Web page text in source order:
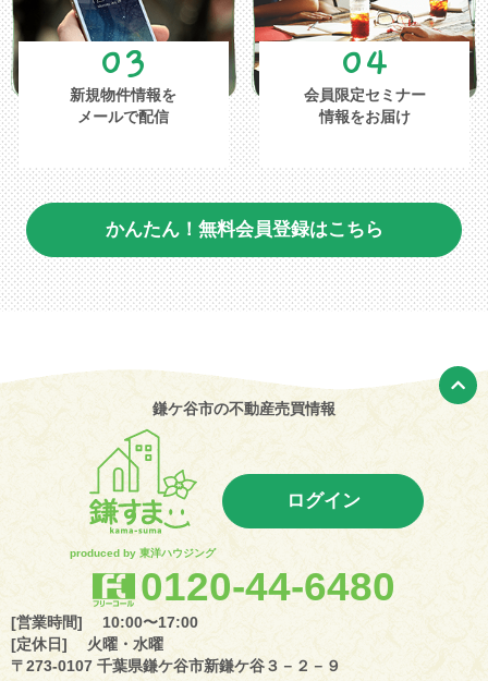
03
新規物件情報を
メールで配信
04
会員限定セミナー
情報をお届け
かんたん！無料会員登録はこちら
鎌ケ谷市の不動産売買情報
produced by 東洋ハウジング
ログイン
0120-44-6480
[営業時間] 10:00〜17:00
[定休日] 火曜・水曜
〒273-0107 千葉県鎌ケ谷市新鎌ケ谷３－２－９